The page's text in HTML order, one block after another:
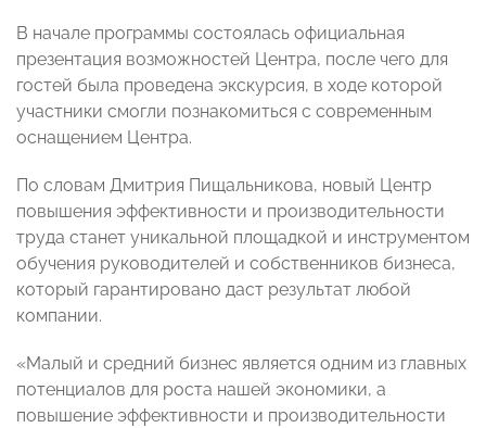
В начале программы состоялась официальная
презентация возможностей Центра, после чего для
гостей была проведена экскурсия, в ходе которой
участники смогли познакомиться с современным
оснащением Центра.
По словам Дмитрия Пищальникова, новый Центр
повышения эффективности и производительности
труда станет уникальной площадкой и инструментом
обучения руководителей и собственников бизнеса,
который гарантировано даст результат любой
компании.
«Малый и средний бизнес является одним из главных
потенциалов для роста нашей экономики, а
повышение эффективности и производительности